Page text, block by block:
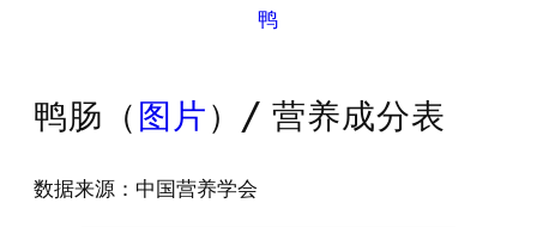
鸭
鸭肠（ 图片 ）/ 营养成分表
数据来源：中国营养学会